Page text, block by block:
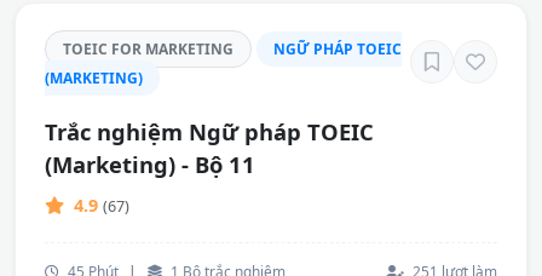
TOEIC FOR MARKETING
NGỮ PHÁP TOEIC
(MARKETING)
Trắc nghiệm Ngữ pháp TOEIC
(Marketing) - Bộ 11
4.9 (67)
45 Phút | 1 Bộ trắc nghiệm 251 lượt làm